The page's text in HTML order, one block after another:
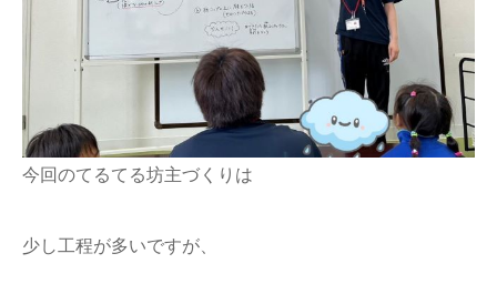
今回のてるてる坊主づくりは
少し工程が多いですが、